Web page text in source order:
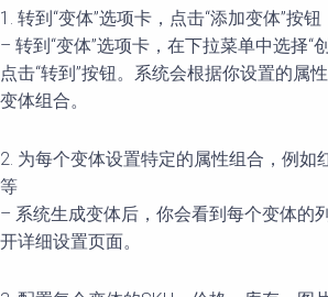
1. 转到“变体”选项卡，点击“添加变体”按钮
– 转到“变体”选项卡，在下拉菜单中选择“
点击“转到”按钮。系统会根据你设置的属
变体组合。
2. 为每个变体设置特定的属性组合，例如
等
– 系统生成变体后，你会看到每个变体的
开详细设置页面。